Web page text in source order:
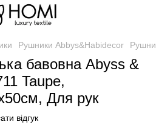
Рушники Abbys&Habidecor
бавовна Abyss &
Taupe,
Для рук
відгук